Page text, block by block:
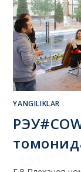
YANGILIKLAR
Г.В.Плеханов